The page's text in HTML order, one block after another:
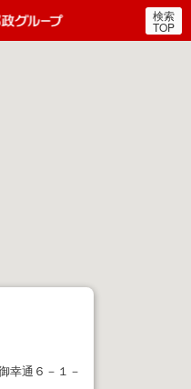
郵便局・日本郵政グルー
検索
TOP
幸通６－１－